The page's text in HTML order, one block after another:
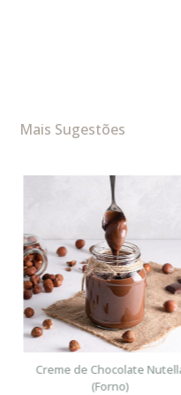
Mais Sugestões
Creme de Chocolate Nutella
(Forno)